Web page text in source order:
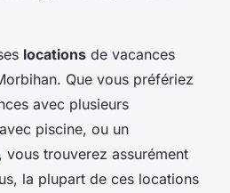
locations de vacances
Que vous préfériez
avec plusieurs
piscine, ou un
, vous trouverez assurément
la plupart de ces locations